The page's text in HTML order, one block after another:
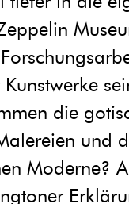
die
und
Moderne?